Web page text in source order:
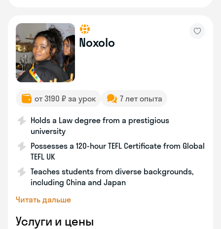
Noxolo
от 3190 ₽ за урок 7 лет опыта
Holds a Law degree from a prestigious
university
Possesses a 120-hour TEFL Certificate from Global
TEFL UK
Teaches students from diverse backgrounds,
including China and Japan
Читать дальше
Услуги и цены